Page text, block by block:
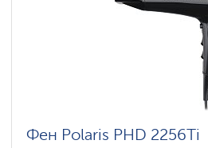
Фен Polaris PHD 2256Ti